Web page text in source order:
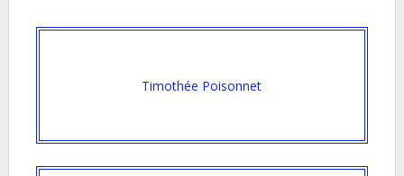
Timothée Poisonnet